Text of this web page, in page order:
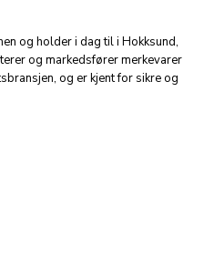
og holder i dag til i Hokksund,
og markedsfører merkevarer
og er kjent for sikre og